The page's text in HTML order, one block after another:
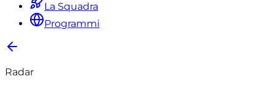
La Squadra
Programmi
Radar